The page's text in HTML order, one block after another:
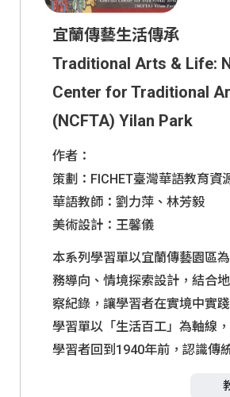
宜蘭傳藝生活傳承
Traditional Arts & Life:
Center for Traditional
(NCFTA) Yilan Park
作者：
策劃：FICHET臺灣華語教育資
華語教師：劉力萍、林芳毅
美術設計：王馨儀
本系列學習單以宜蘭傳藝園區
務導向、情境探索設計，結合
察紀錄，讓學習者在實境中實
學習單以「生活百工」為軸線
學習者回到1940年前，認識傳